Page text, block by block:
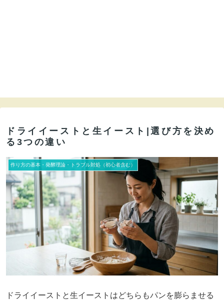
ドライイーストと生イースト|選び方を決め
る3つの違い
作り方の基本・発酵理論・トラブル対処（初心者含む）
ドライイーストと生イーストはどちらもパンを膨らませる